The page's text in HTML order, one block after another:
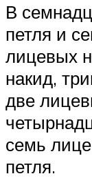
В
петля и
лицевых
накид,
две
семь
петля.